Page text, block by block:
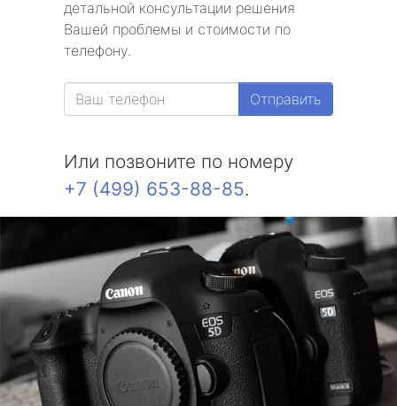
детальной консультации решения
Вашей проблемы и стоимости по
телефону.
Отправить
Или позвоните по номеру
+7 (499) 653-88-85.